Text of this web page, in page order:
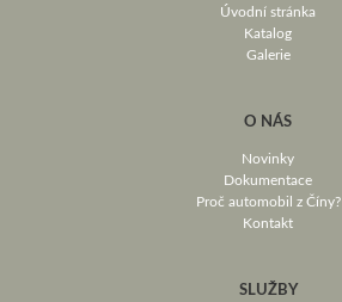
Úvodní stránka
Katalog
Galerie
O NÁS
Novinky
Dokumentace
Proč automobil z Číny?
Kontakt
SLUŽBY